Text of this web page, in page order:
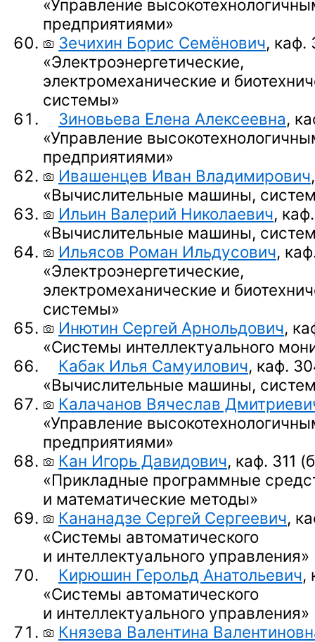
«Управление
предприятиями»
Зечихин Борис Семёнович, каф.
«Электроэнергетические,
электромеханические и
системы»
Зиновьева Елена Алексеевна,
«Управление
предприятиями»
Ивашенцев Иван Владимирович
«Вычислительные машины,
Ильин Валерий Николаевич,
«Вычислительные машины,
Ильясов Роман Ильдусович,
«Электроэнергетические,
электромеханические и
системы»
Инютин Сергей Арнольдович,
«Системы интеллектуального
Кабак Илья Самуилович, каф.
«Вычислительные машины,
Калачанов Вячеслав
«Управление
предприятиями»
Кан Игорь Давидович, каф. 311
«Прикладные программные
и математические методы»
Кананадзе Сергей Сергеевич,
«Системы автоматического
и интеллектуального управления»
Кирюшин Герольд Анатольевич,
«Системы автоматического
и интеллектуального управления»
Князева Валентина